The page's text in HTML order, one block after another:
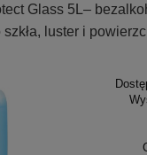
Glass 5L–
luster i